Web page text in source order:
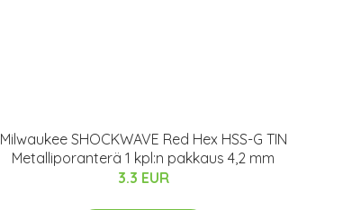
Milwaukee SHOCKWAVE Red Hex HSS-G TIN
Metalliporanterä 1 kpl:n pakkaus 4,2 mm
3.3 EUR